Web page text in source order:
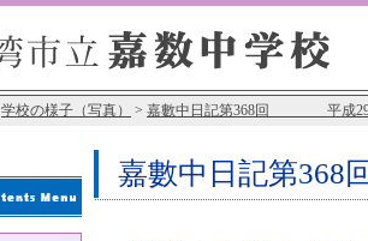
学校の様子（写真） > 嘉數中日記第368回 平成29
嘉數中日記第